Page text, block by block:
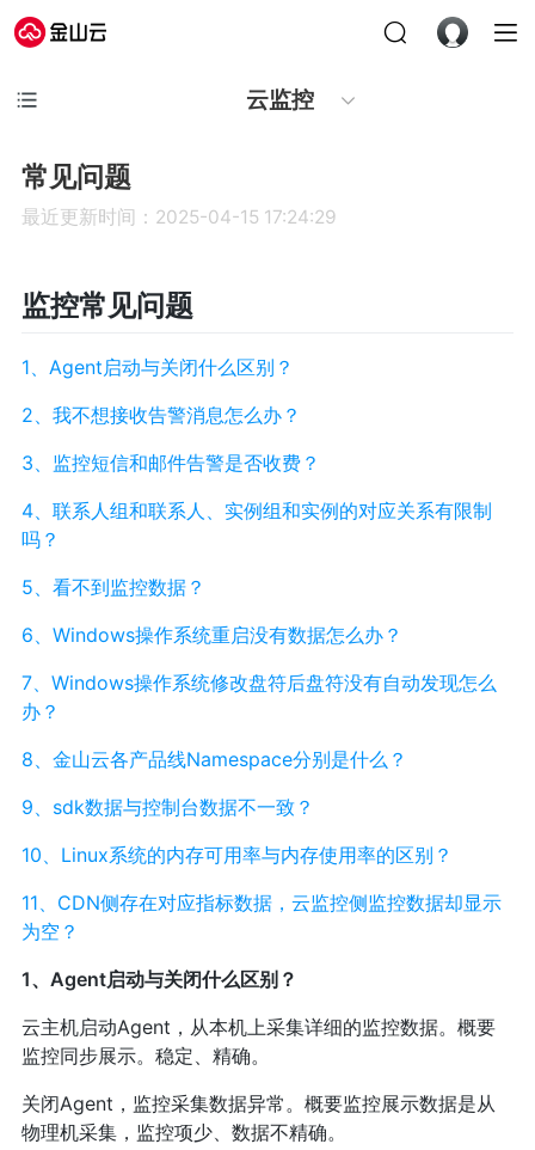
云监控
常见问题
最近更新时间：2025-04-15 17:24:29
监控常见问题
1、Agent启动与关闭什么区别？
2、我不想接收告警消息怎么办？
3、监控短信和邮件告警是否收费？
4、联系人组和联系人、实例组和实例的对应关系有限制
吗？
5、看不到监控数据？
6、Windows操作系统重启没有数据怎么办？
7、Windows操作系统修改盘符后盘符没有自动发现怎么
办？
8、金山云各产品线Namespace分别是什么？
9、sdk数据与控制台数据不一致？
10、Linux系统的内存可用率与内存使用率的区别？
11、CDN侧存在对应指标数据，云监控侧监控数据却显示
为空？
1、Agent启动与关闭什么区别？
云主机启动Agent，从本机上采集详细的监控数据。概要
监控同步展示。稳定、精确。
关闭Agent，监控采集数据异常。概要监控展示数据是从
物理机采集，监控项少、数据不精确。